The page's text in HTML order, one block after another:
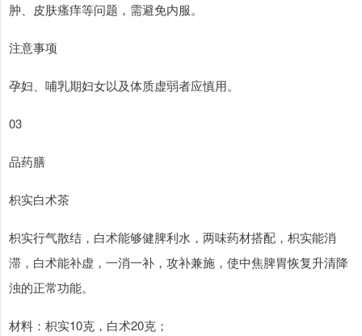
肿、皮肤瘙痒等问题，需避免内服。
注意事项
孕妇、哺乳期妇女以及体质虚弱者应慎用。
03
品药膳
枳实白术茶
枳实行气散结，白术能够健脾利水，两味药材搭配，枳实能消
滞，白术能补虚，一消一补，攻补兼施，使中焦脾胃恢复升清降
浊的正常功能。
材料：枳实10克，白术20克；